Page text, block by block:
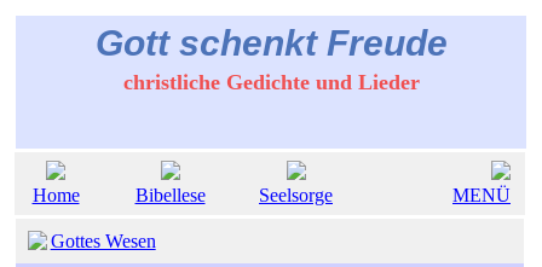
Gott schenkt Freude
christliche Gedichte und Lieder
Home Bibellese Seelsorge MENÜ
Gottes Wesen